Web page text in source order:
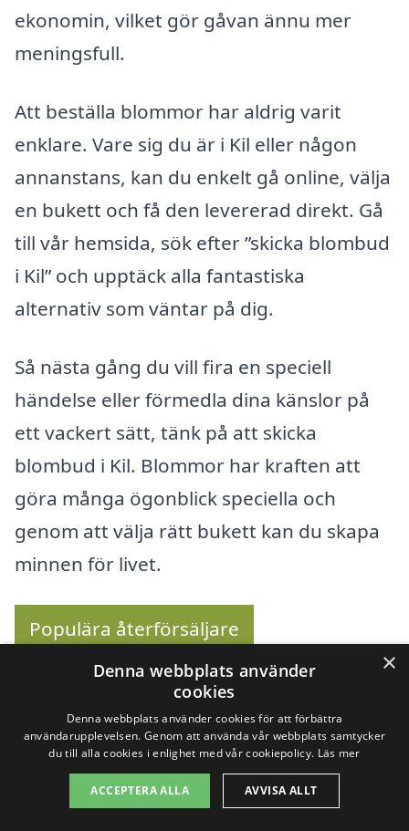
ekonomin, vilket gör gåvan ännu mer
meningsfull.
Att beställa blommor har aldrig varit
enklare. Vare sig du är i Kil eller någon
annanstans, kan du enkelt gå online, välja
en bukett och få den levererad direkt. Gå
till vår hemsida, sök efter ”skicka blombud
i Kil” och upptäck alla fantastiska
alternativ som väntar på dig.
Så nästa gång du vill fira en speciell
händelse eller förmedla dina känslor på
ett vackert sätt, tänk på att skicka
blombud i Kil. Blommor har kraften att
göra många ögonblick speciella och
genom att välja rätt bukett kan du skapa
minnen för livet.
Populära återförsäljare
Se urvalet av buketter
Köp blommor online –
Se utbudet här!
×
Denna webbplats använder
cookies
Denna webbplats använder cookies för att förbättra
användarupplevelsen. Genom att använda vår webbplats samtycker
du till alla cookies i enlighet med vår cookiepolicy. Läs mer
ACCEPTERA ALLA AVVISA ALLT